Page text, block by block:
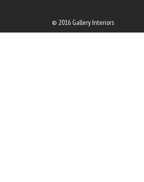
© 2016 Gallery Interiors